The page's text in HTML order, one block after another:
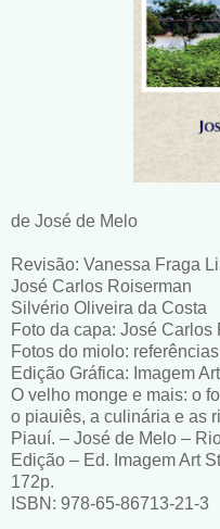
de José de Melo
Revisão: Vanessa Fraga
José Carlos Roiserman
Silvério Oliveira da Costa
Foto da capa: José Carlos
Fotos do miolo:
Edição Gráfica: Imagem
O velho monge e mais: o
o piauiês, a culinária e as
Piauí. – José de Melo –
Edição – Ed. Imagem Art
172p.
ISBN: 978-65-86713-21-3